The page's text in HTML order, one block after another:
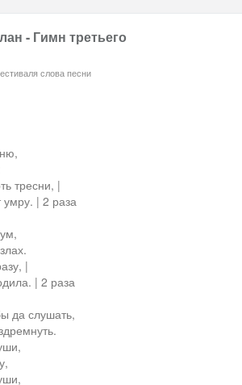
- Гимн третьего
слова песни
тресни, |
умру. | 2 раза
|
| 2 раза
да слушать,